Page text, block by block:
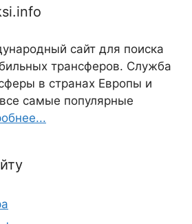
сайт для поиска
трансферов. Служба
в странах Европы и
самые популярные